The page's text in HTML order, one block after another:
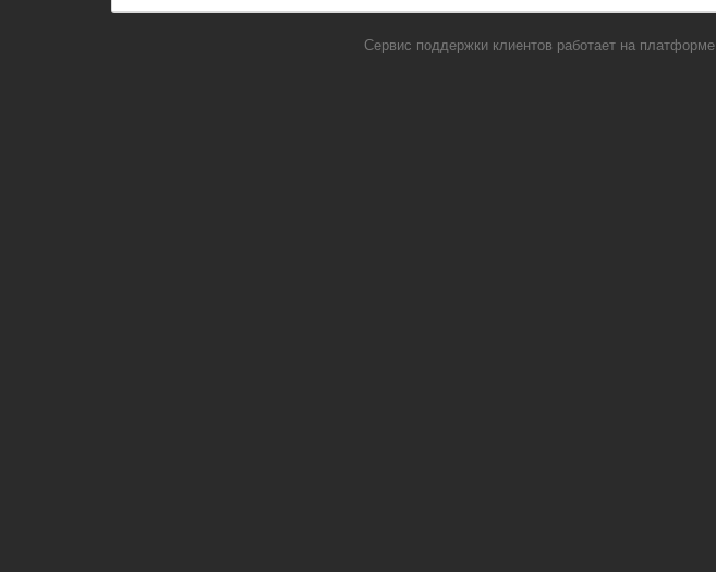
Сервис поддержки клиентов работает на платформе